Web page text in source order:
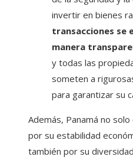
invertir en bienes
transacciones se
manera
y todas las
someten a
para garantizar su
Además, Panamá no
por su estabilidad
también por su